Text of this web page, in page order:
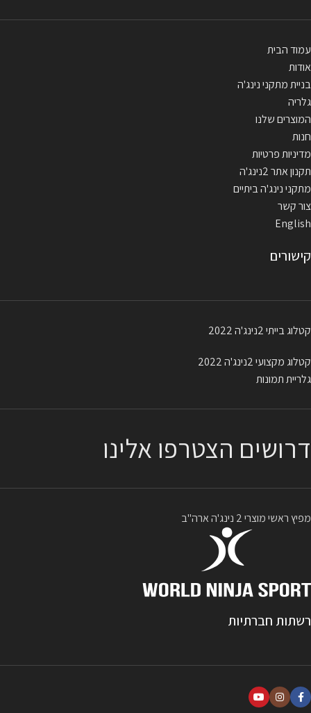
עמוד הבית
אודות
בניית מתקני נינג'ה
גלריה
המוצרים שלנו
חנות
מדיניות פרטיות
תקנון אתר 2נינג'ה
מתקני נינג'ה ביתיים
צור קשר
English
קישורים
קטלוג בייתי 2נינג'ה 2022
קטלוג מקצועי 2נינג'ה 2022
גלריית תמונות
דרושים הצטרפו אלינו
מפיץ ראשי מוצרי 2 נינג'ה ארה"ב
רשתות חברתיות